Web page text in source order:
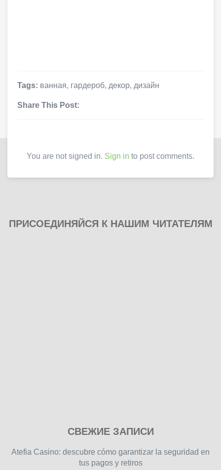
Tags: ванная, гардероб, декор, дизайн
Share This Post:
You are not signed in. Sign in to post comments.
ПРИСОЕДИНЯЙСЯ К НАШИМ ЧИТАТЕЛЯМ
free
СВЕЖИЕ ЗАПИСИ
Atefia Casino: descubre cómo garantizar la seguridad en
tus pagos y retiros